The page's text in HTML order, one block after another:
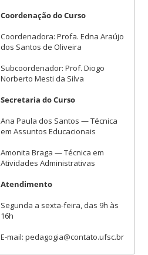
Coordenação do Curso
Coordenadora: Profa. Edna Araújo
dos Santos de Oliveira
Subcoordenador: Prof. Diogo
Norberto Mesti da Silva
Secretaria do Curso
Ana Paula dos Santos — Técnica
em Assuntos Educacionais
Amonita Braga — Técnica em
Atividades Administrativas
Atendimento
Segunda a sexta-feira, das 9h às
16h
E-mail: pedagogia@contato.ufsc.br